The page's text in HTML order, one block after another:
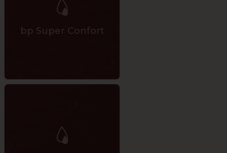
bp Super Confort